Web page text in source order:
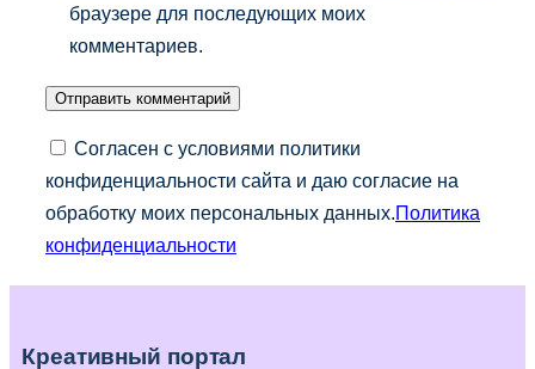
браузере для последующих моих
комментариев.
Согласен с условиями политики
конфиденциальности сайта и даю согласие на
обработку моих персональных данных.Политика
конфиденциальности
Креативный портал